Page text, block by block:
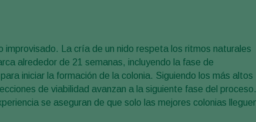
improvisado. La cría de un nido respeta los ritmos naturales
alrededor de 21 semanas, incluyendo la fase de
iniciar la formación de la colonia. Siguiendo los más altos
de viabilidad avanzan a la siguiente fase del proceso.
se aseguran de que solo las mejores colonias